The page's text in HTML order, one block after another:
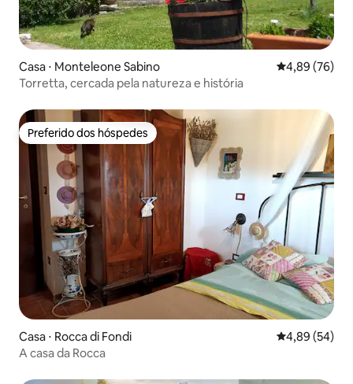
Casa ⋅ Monteleone Sabino 4,89 de uma
4,89 (76)
Torretta, cercada pela natureza e história
Preferido dos hóspedes
Preferido dos hóspedes
Casa ⋅ Rocca di Fondi 4,89 de uma
4,89 (54)
A casa da Rocca